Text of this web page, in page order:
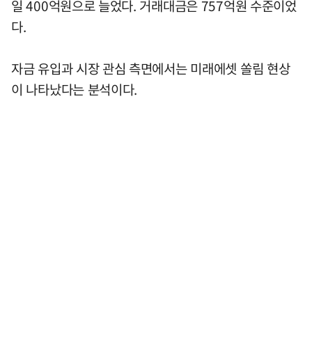
일 400억원으로 늘었다. 거래대금은 757억원 수준이었
다.
자금 유입과 시장 관심 측면에서는 미래에셋 쏠림 현상
이 나타났다는 분석이다.